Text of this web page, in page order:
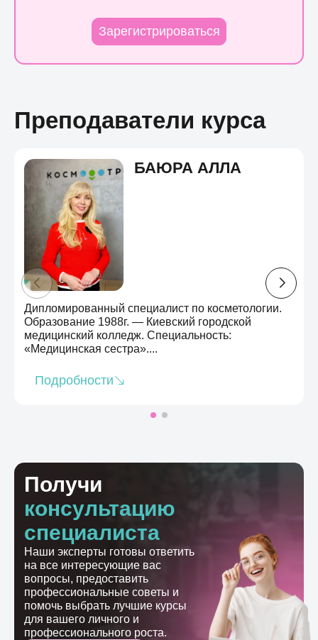
Зарегистрироваться
Преподаватели курса
БАЮРА АЛЛА
Дипломированный специалист по косметологии.
Образование 1988г. — Киевский городской
медицинский колледж. Специальность:
«Медицинская сестра»....
Подробности
Получи
консультацию
специалиста
Наши эксперты готовы ответить
на все интересующие вас
вопросы, предоставить
профессиональные советы и
помочь выбрать лучшие курсы
для вашего личного и
профессионального роста.